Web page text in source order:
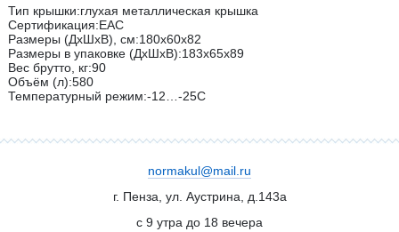
Тип крышки:глухая металлическая крышка
Сертификация:ЕАС
Размеры (ДхШхВ), см:180х60х82
Размеры в упаковке (ДхШхВ):183х65х89
Вес брутто, кг:90
Объём (л):580
Температурный режим:-12…-25C
normakul@mail.ru
г. Пенза, ул. Аустрина, д.143а
с 9 утра до 18 вечера